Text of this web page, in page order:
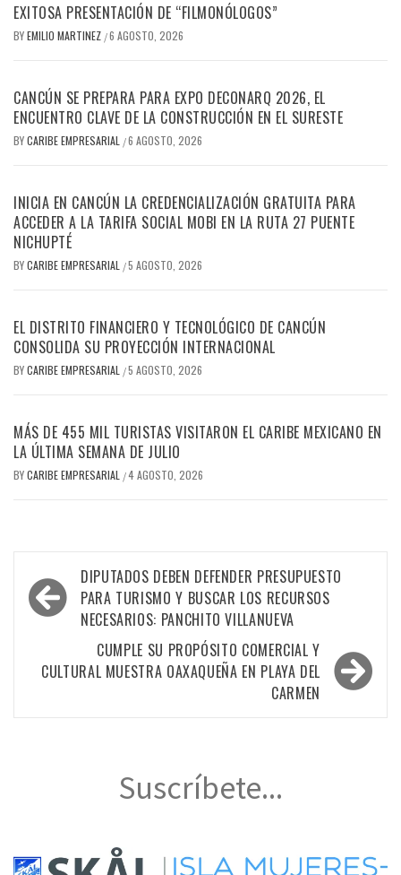
EXITOSA PRESENTACIÓN DE “FILMONÓLOGOS”
BYEMILIO MARTINEZ /6 AGOSTO, 2026
CANCÚN SE PREPARA PARA EXPO DECONARQ 2026, EL
ENCUENTRO CLAVE DE LA CONSTRUCCIÓN EN EL SURESTE
BYCARIBE EMPRESARIAL /6 AGOSTO, 2026
INICIA EN CANCÚN LA CREDENCIALIZACIÓN GRATUITA PARA
ACCEDER A LA TARIFA SOCIAL MOBI EN LA RUTA 27 PUENTE
NICHUPTÉ
BYCARIBE EMPRESARIAL /5 AGOSTO, 2026
EL DISTRITO FINANCIERO Y TECNOLÓGICO DE CANCÚN
CONSOLIDA SU PROYECCIÓN INTERNACIONAL
BYCARIBE EMPRESARIAL /5 AGOSTO, 2026
MÁS DE 455 MIL TURISTAS VISITARON EL CARIBE MEXICANO EN
LA ÚLTIMA SEMANA DE JULIO
BYCARIBE EMPRESARIAL /4 AGOSTO, 2026
Navegación
de
entradas
DIPUTADOS DEBEN DEFENDER PRESUPUESTO
PARA TURISMO Y BUSCAR LOS RECURSOS
NECESARIOS: PANCHITO VILLANUEVA
CUMPLE SU PROPÓSITO COMERCIAL Y
CULTURAL MUESTRA OAXAQUEÑA EN PLAYA DEL
CARMEN
Suscríbete...